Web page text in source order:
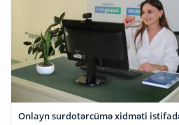
Onlayn surdotərcümə xidməti